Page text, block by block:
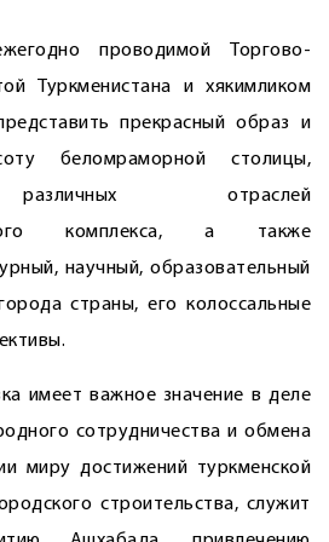
проводимой Торгово-
Туркменистана и хякимликом
прекрасный образ и
беломраморной столицы,
отраслей
комплекса, а также
научный, образовательный
страны, его колоссальные
имеет важное значение в деле
сотрудничества и обмена
миру достижений туркменской
строительства, служит